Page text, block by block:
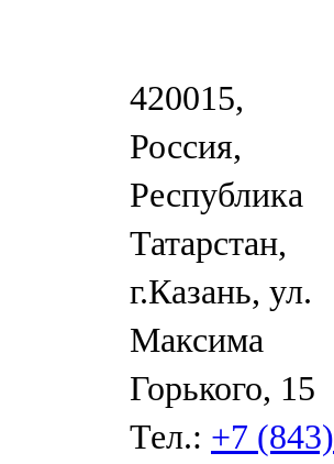
420015,
Россия,
Республика
Татарстан,
г.Казань, ул.
Максима
Горького, 15
Тел.: +7 (843)